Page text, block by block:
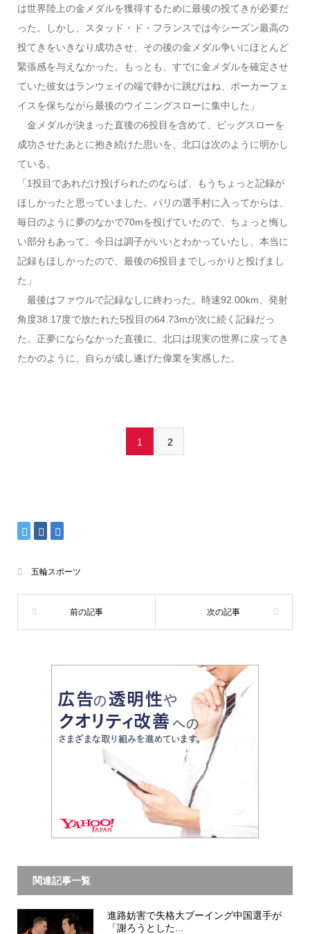
は世界陸上の金メダルを獲得するために最後の投てきが必要だ
った。しかし、スタッド・ド・フランスでは今シーズン最高の
投てきをいきなり成功させ、その後の金メダル争いにほとんど
緊張感を与えなかった。もっとも、すでに金メダルを確定させ
ていた彼女はランウェイの端で静かに跳びはね、ポーカーフェ
イスを保ちながら最後のウイニングスローに集中した」
金メダルが決まった直後の6投目を含めて、ビッグスローを
成功させたあとに抱き続けた思いを、北口は次のように明かし
ている。
「1投目であれだけ投げられたのならば、もうちょっと記録が
ほしかったと思っていました。パリの選手村に入ってからは、
毎日のように夢のなかで70mを投げていたので、ちょっと悔し
い部分もあって。今日は調子がいいとわかっていたし、本当に
記録もほしかったので、最後の6投目までしっかりと投げまし
た」
最後はファウルで記録なしに終わった。時速92.00km、発射
角度38.17度で放たれた5投目の64.73mが次に続く記録だっ
た。正夢にならなかった直後に、北口は現実の世界に戻ってき
たかのように、自らが成し遂げた偉業を実感した。
1 2
五輪スポーツ
関連記事一覧
進路妨害で失格大ブーイング中国選手が
「謝ろうとした...